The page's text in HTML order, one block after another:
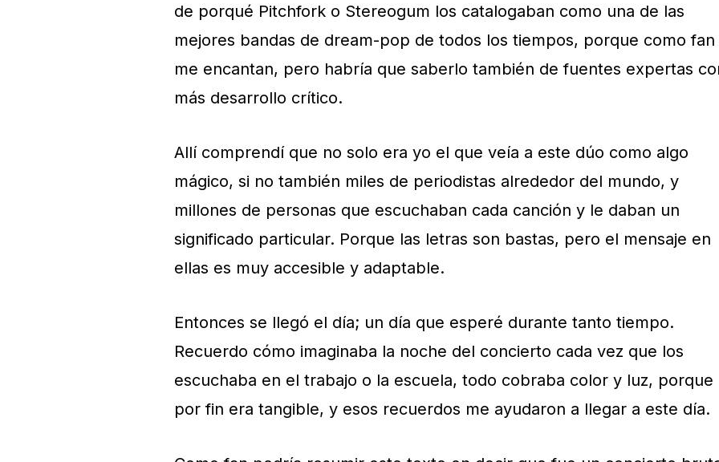
de porqué Pitchfork o Stereogum los catalogaban como una de las
mejores bandas de dream-pop de todos los tiempos, porque como fan
me encantan, pero habría que saberlo también de fuentes expertas
más desarrollo crítico.
Allí comprendí que no solo era yo el que veía a este dúo como algo
mágico, si no también miles de periodistas alrededor del mundo, y
millones de personas que escuchaban cada canción y le daban un
significado particular. Porque las letras son bastas, pero el mensaje en
ellas es muy accesible y adaptable.
Entonces se llegó el día; un día que esperé durante tanto tiempo.
Recuerdo cómo imaginaba la noche del concierto cada vez que los
escuchaba en el trabajo o la escuela, todo cobraba color y luz, porque
por fin era tangible, y esos recuerdos me ayudaron a llegar a este día.